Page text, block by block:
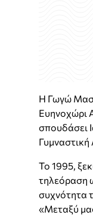
Η Γωγώ
Ευηνοχώρι
σπουδάσει
Το 1995,
τηλεόραση
συχνότητα
«Μεταξύ